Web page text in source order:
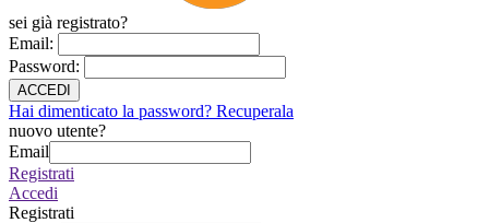
sei già registrato?
Email:
Password:
ACCEDI
Hai dimenticato la password? Recuperala
nuovo utente?
Email
Registrati
Accedi
Registrati